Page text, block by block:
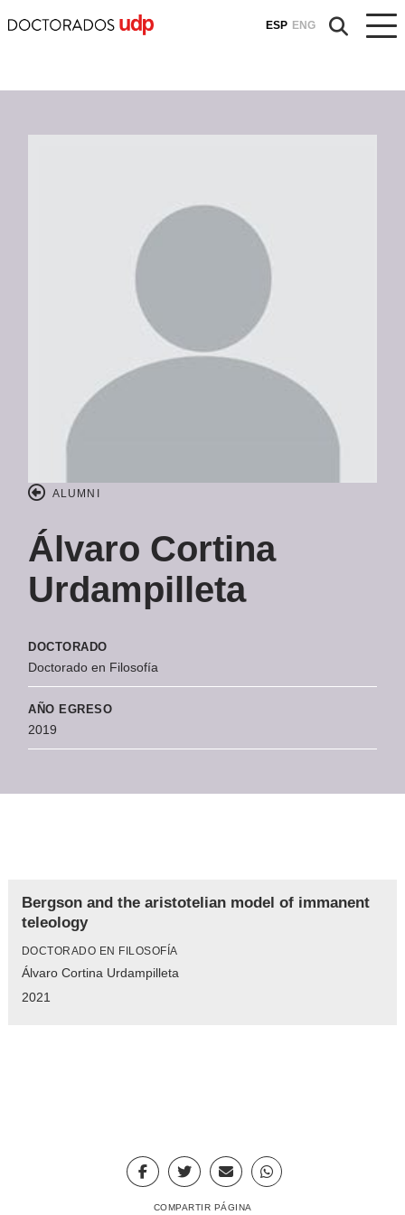
ESP ENG
ALUMNI
Álvaro Cortina
Urdampilleta
DOCTORADO
Doctorado en Filosofía
AÑO EGRESO
2019
Bergson and the aristotelian model of immanent
teleology
DOCTORADO EN FILOSOFÍA
Álvaro Cortina Urdampilleta
2021
COMPARTIR PÁGINA